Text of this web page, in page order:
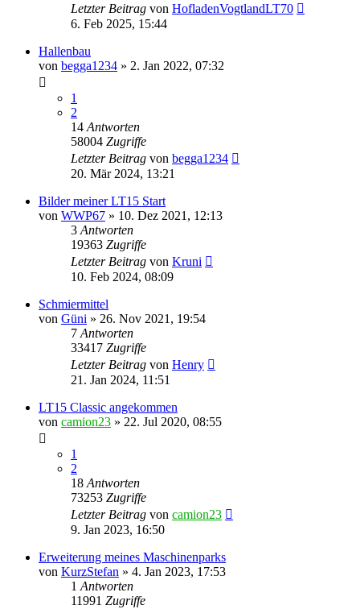
Letzter Beitrag von HofladenVogtlandLT70
6. Feb 2025, 15:44
Hallenbau
von begga1234 » 2. Jan 2022, 07:32
1
2
14 Antworten
58004 Zugriffe
Letzter Beitrag von begga1234
20. Mär 2024, 13:21
Bilder meiner LT15 Start
von WWP67 » 10. Dez 2021, 12:13
3 Antworten
19363 Zugriffe
Letzter Beitrag von Kruni
10. Feb 2024, 08:09
Schmiermittel
von Güni » 26. Nov 2021, 19:54
7 Antworten
33417 Zugriffe
Letzter Beitrag von Henry
21. Jan 2024, 11:51
LT15 Classic angekommen
von camion23 » 22. Jul 2020, 08:55
1
2
18 Antworten
73253 Zugriffe
Letzter Beitrag von camion23
9. Jan 2023, 16:50
Erweiterung meines Maschinenparks
von KurzStefan » 4. Jan 2023, 17:53
1 Antworten
11991 Zugriffe